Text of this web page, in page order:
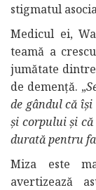
stigmatul
Medicul ei,
teamă a
jumătate
de demență. „
de gândul că
și corpului și
durată pentru
Miza este
avertizează